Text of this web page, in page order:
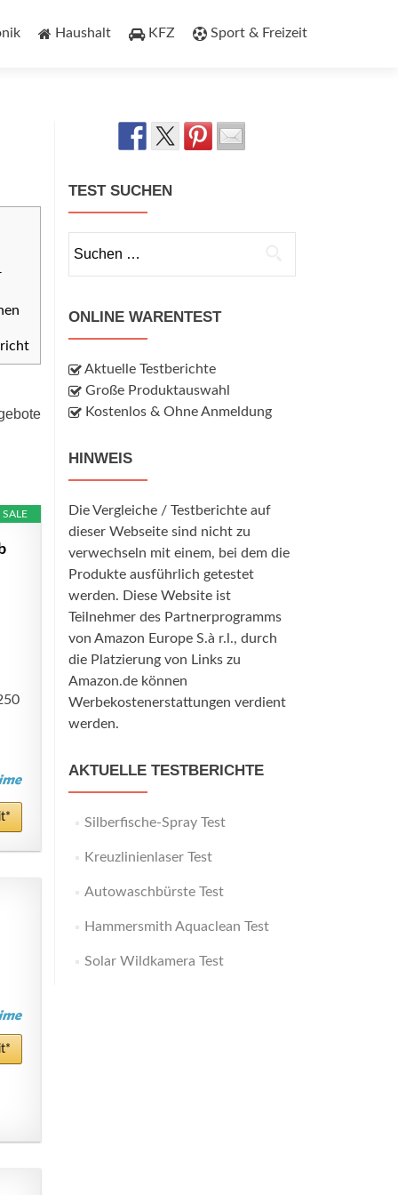
Haushalt KFZ Sport & Freizeit
SALE
TEST SUCHEN
nach:
ONLINE WARENTEST
Aktuelle Testberichte
Große Produktauswahl
Kostenlos & Ohne Anmeldung
HINWEIS
Die Vergleiche / Testberichte auf
dieser Webseite sind nicht zu
verwechseln mit einem, bei dem die
Produkte ausführlich getestet
werden. Diese Website ist
Teilnehmer des Partnerprogramms
von Amazon Europe S.à r.l., durch
die Platzierung von Links zu
Amazon.de können
Werbekostenerstattungen verdient
werden.
AKTUELLE TESTBERICHTE
Silberfische-Spray Test
Kreuzlinienlaser Test
Autowaschbürste Test
Hammersmith Aquaclean Test
Solar Wildkamera Test